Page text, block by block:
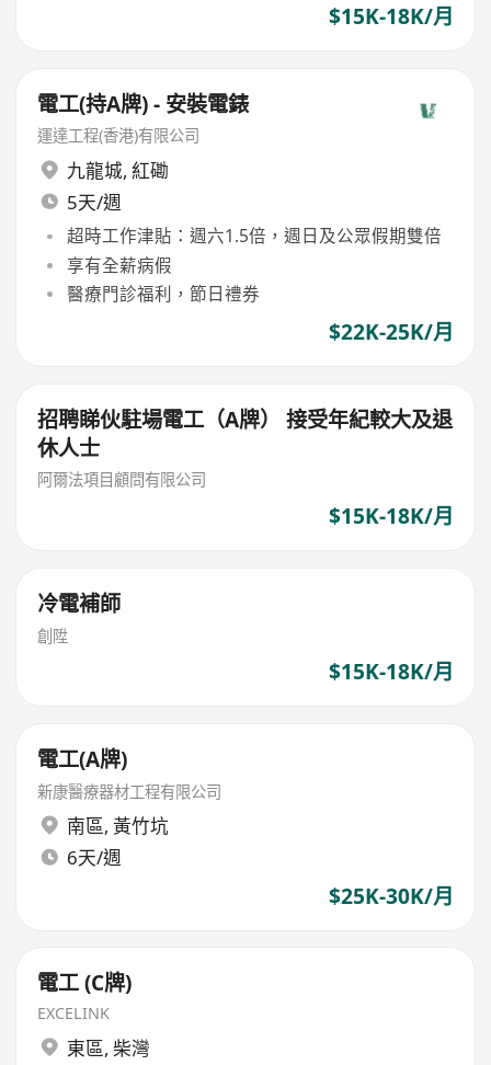
$15K-18K/月
電工(持A牌) - 安裝電錶
運達工程(香港)有限公司
九龍城, 紅磡
5天/週
超時工作津貼：週六1.5倍，週日及公眾假期雙倍
享有全薪病假
醫療門診福利，節日禮券
$22K-25K/月
招聘睇伙駐場電工（A牌） 接受年紀較大及退
休人士
阿爾法項目顧問有限公司
$15K-18K/月
冷電補師
創陞
$15K-18K/月
電工(A牌)
新康醫療器材工程有限公司
南區, 黃竹坑
6天/週
$25K-30K/月
電工 (C牌)
EXCELINK
東區, 柴灣